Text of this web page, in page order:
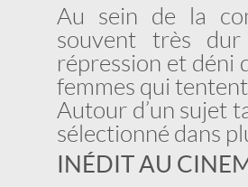
Au sein de la
souvent très
répression et déni
femmes qui
Autour d’un sujet
sélectionné dans
INÉDIT AU